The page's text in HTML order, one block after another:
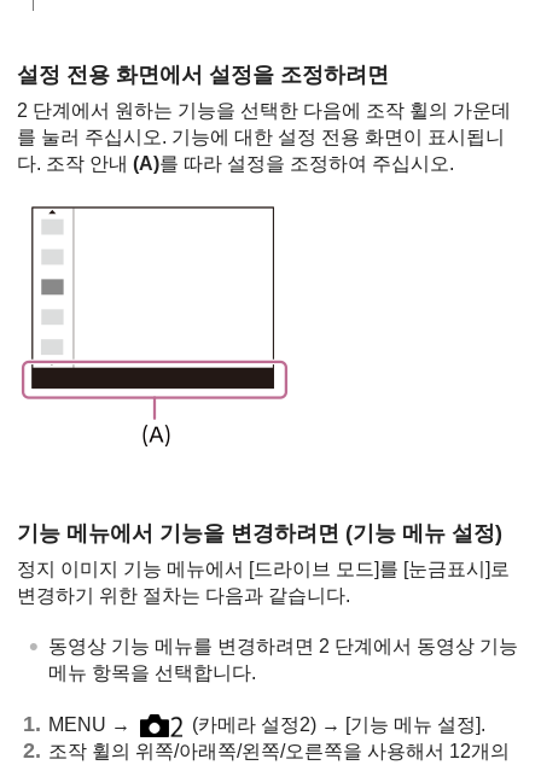
설정 전용 화면에서 설정을 조정하려면
2 단계에서 원하는 기능을 선택한 다음에 조작 휠의 가운데
를 눌러 주십시오. 기능에 대한 설정 전용 화면이 표시됩니
다. 조작 안내 (A)를 따라 설정을 조정하여 주십시오.
기능 메뉴에서 기능을 변경하려면 (기능 메뉴 설정)
정지 이미지 기능 메뉴에서 [드라이브 모드]를 [눈금표시] 로
변경하기 위한 절차는 다음과 같습니다.
동영상 기능 메뉴를 변경하려면 2 단계에서 동영상 기능
메뉴 항목을 선택합니다.
MENU → (카메라 설정2) → [기능 메뉴 설정].
조작 휠의 위쪽/아래쪽/왼쪽/오른쪽을 사용해서 12개의